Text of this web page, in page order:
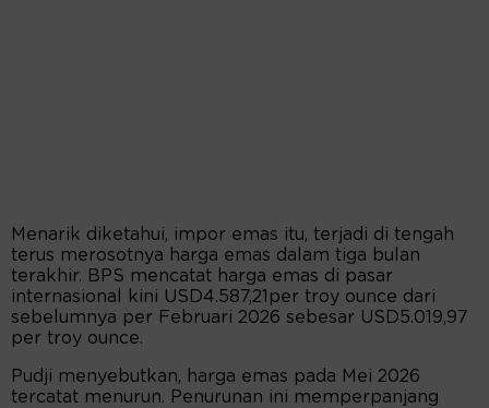
Menarik diketahui, impor emas itu, terjadi di tengah
terus merosotnya harga emas dalam tiga bulan
terakhir. BPS mencatat harga emas di pasar
internasional kini USD4.587,21per troy ounce dari
sebelumnya per Februari 2026 sebesar USD5.019,97
per troy ounce.
Pudji menyebutkan, harga emas pada Mei 2026
tercatat menurun. Penurunan ini memperpanjang